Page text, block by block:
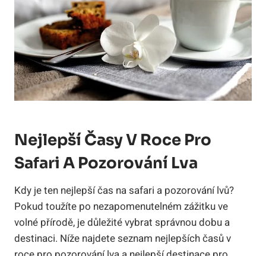
Nejlepší Časy V Roce Pro
Safari A Pozorování Lva
Kdy je ten nejlepší čas na safari a pozorování lvů?
Pokud toužíte po nezapomenutelném zážitku ve
volné přírodě, je důležité vybrat správnou dobu a
destinaci. Níže najdete seznam nejlepších časů v